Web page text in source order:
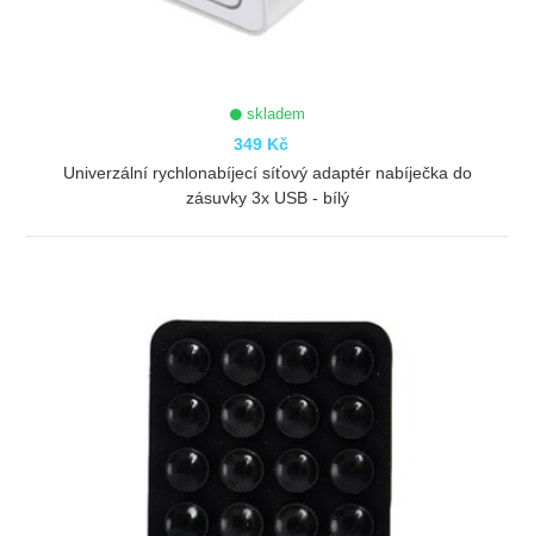
skladem
349 Kč
Univerzální rychlonabíjecí síťový adaptér nabíječka do
zásuvky 3x USB - bílý